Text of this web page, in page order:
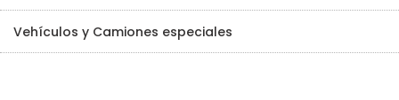
Vehículos y Camiones especiales